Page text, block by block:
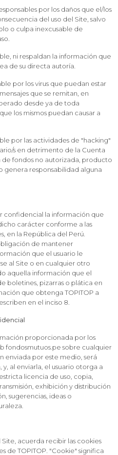
por los daños que el/los
del uso del Site, salvo
o culpa inexcusable de
ni respaldan la información que
de su directa autoría.
por los virus que puedan estar
que se remitan, en
desde ya de toda
los mismos puedan causar a
por las actividades de "hacking"
s en detrimento de la Cuenta
de fondos no autorizada, producto
genera responsabilidad alguna
confidencial la información que
carácter conforme a las
en la República del Perú.
de mantener
que el usuario le
al Site o en cualquier otro
aquella información que el
boletines, pizarras o plática en
que obtenga TOPITOP a
en el inciso 8.
proporcionada por los
fondosmutuos.pe sobre cualquier
enviada por este medio, será
al enviarla, el usuario otorga a
licencia de uso, copia,
exhibición y distribución
sugerencias, ideas o
acuerda recibir las cookies
de TOPITOP. "Cookie" significa